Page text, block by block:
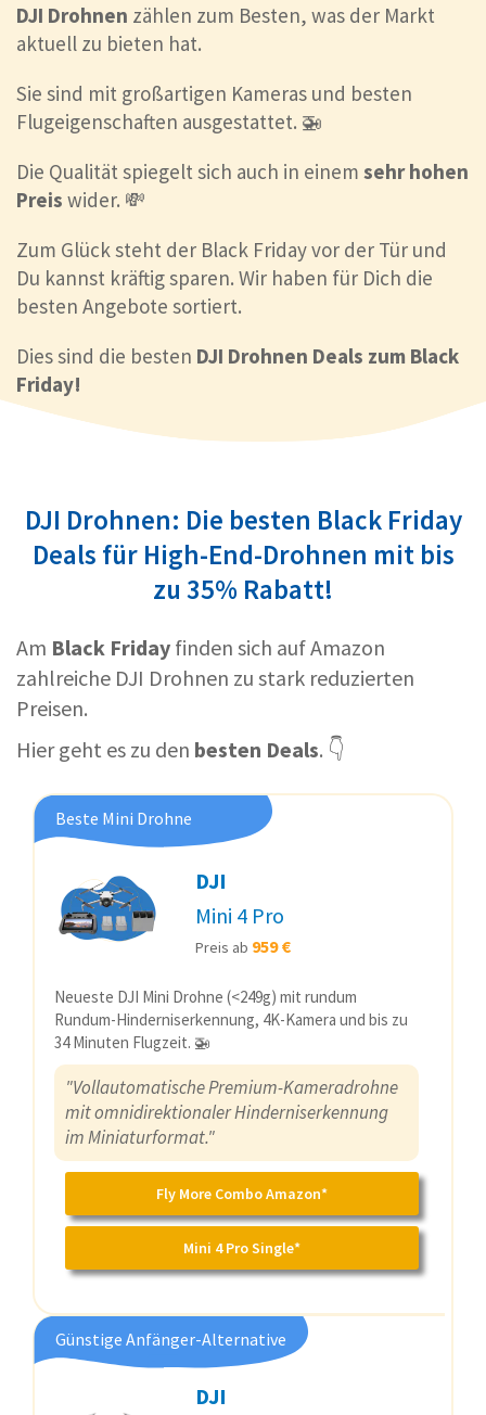
DJI Drohnen zählen zum Besten, was der Markt
aktuell zu bieten hat.
Sie sind mit großartigen Kameras und besten
Flugeigenschaften ausgestattet. 🚁
Die Qualität spiegelt sich auch in einem sehr hohen
Preis wider. 💸
Zum Glück steht der Black Friday vor der Tür und
Du kannst kräftig sparen. Wir haben für Dich die
besten Angebote sortiert.
Dies sind die besten DJI Drohnen Deals zum Black
Friday!
DJI Drohnen: Die besten Black Friday
Deals für High-End-Drohnen mit bis
zu 35% Rabatt!
Am Black Friday finden sich auf Amazon
zahlreiche DJI Drohnen zu stark reduzierten
Preisen.
Hier geht es zu den besten Deals. 👇
Beste Mini Drohne
DJI
Mini 4 Pro
Preis ab 959 €
Neueste DJI Mini Drohne (<249g) mit rundum
Rundum-Hinderniserkennung, 4K-Kamera und bis zu
34 Minuten Flugzeit. 🚁
"Vollautomatische Premium-Kameradrohne
mit omnidirektionaler Hinderniserkennung
im Miniaturformat."
Fly More Combo Amazon*
Mini 4 Pro Single*
Günstige Anfänger-Alternative
DJI